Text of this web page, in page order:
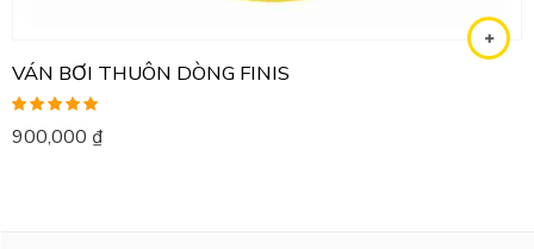
VÁN BƠI THUÔN DÒNG FINIS
Được xếp
hạng5.005
900,000 ₫